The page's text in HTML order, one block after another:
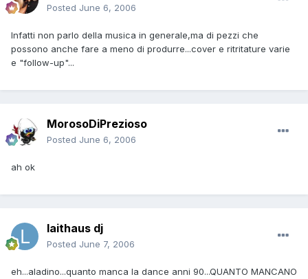
Posted June 6, 2006
Infatti non parlo della musica in generale,ma di pezzi che
possono anche fare a meno di produrre...cover e ritritature varie
e "follow-up"...
MorosoDiPrezioso
Posted June 6, 2006
ah ok
laithaus dj
Posted June 7, 2006
eh...aladino...quanto manca la dance anni 90...QUANTO MANCANO